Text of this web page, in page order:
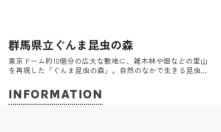
群馬県立ぐんま昆虫の森
東京ドーム約10個分の広大な敷地に、雑木林や畑などの里山
を再現した「ぐんま昆虫の森」。自然のなかで生きる昆虫を
き物を展示した「昆虫観察館」もあり天候が悪くても楽しめ
る。
INFORMATION